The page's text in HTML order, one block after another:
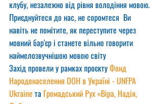
клубу, незалежно від рівня володіння мовою.
Приєднуйтеся до нас, не соромтеся  Ви
навіть не помітите, як переступите через
мовний бар'єр і станете вільно говорити
наймелозвучнішою мовою світу
Захід провели у рамках проєкту Фонд
Народонаселення ООН в Україні - UNFPA
Ukraine та Громадський Рух «Віра, Надія,